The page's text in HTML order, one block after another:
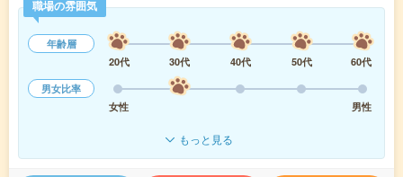
職場の雰囲気
年齢層
20代
30代 40代 50代
60代
男女比率
女性
男性
もっと見る